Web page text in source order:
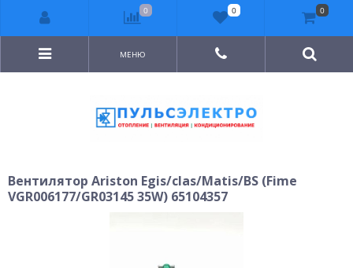
МЕНЮ
Вентилятор Ariston Egis/clas/Matis/BS (Fime
VGR006177/GR03145 35W) 65104357
0 0 0